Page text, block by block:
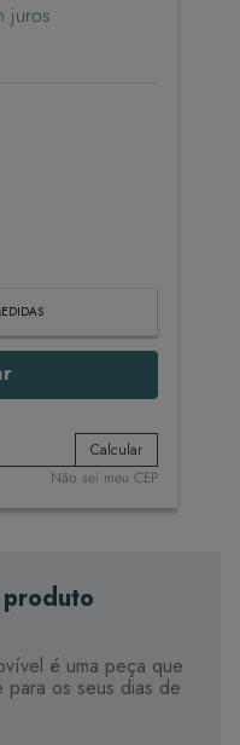
juros
Calcular
Não sei meu CEP
é uma peça que
para os seus dias de